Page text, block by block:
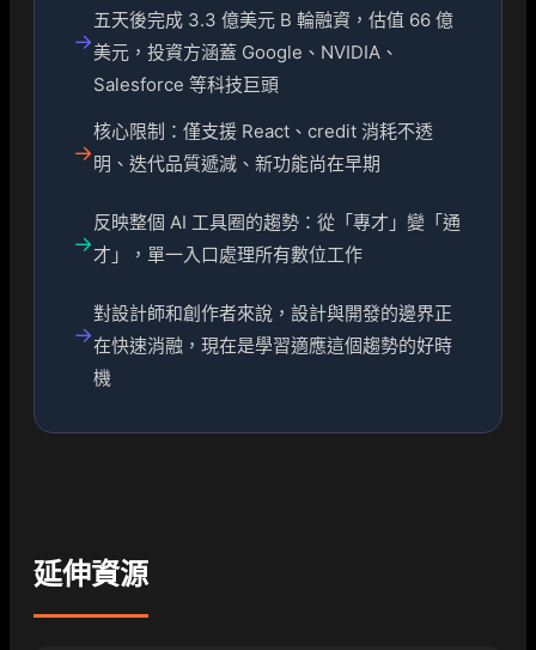
→
五天後完成 3.3 億美元 B 輪融資，估值 66 億
美元，投資方涵蓋 Google、NVIDIA、
Salesforce 等科技巨頭
→
核心限制：僅支援 React、credit 消耗不透
明、迭代品質遞減、新功能尚在早期
→
反映整個 AI 工具圈的趨勢：從「專才」變「通
才」，單一入口處理所有數位工作
→
對設計師和創作者來說，設計與開發的邊界正
在快速消融，現在是學習適應這個趨勢的好時
機
延伸資源